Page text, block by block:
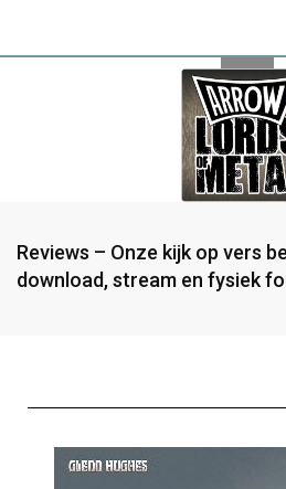
Reviews – Onze kijk op vers
download, stream en fysiek